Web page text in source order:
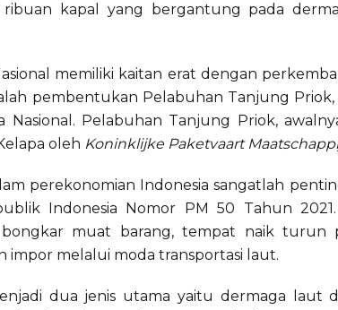
ribuan kapal yang bergantung pada
memiliki kaitan erat dengan
pembentukan Pelabuhan Tanjung
Nasional. Pelabuhan Tanjung Priok,
oleh Koninklijke Paketvaart
perekonomian Indonesia sangatlah
Indonesia Nomor PM 50 Tahun
muat barang, tempat naik turun
impor melalui moda transportasi laut.
dua jenis utama yaitu dermaga laut